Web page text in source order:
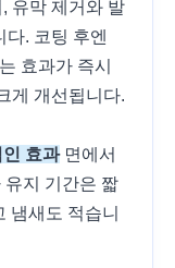
유막 제거와 발
다. 코팅 후엔
효과가 즉시
게 개선됩니다.
효과면에서
유지 기간은 짧
냄새도 적습니